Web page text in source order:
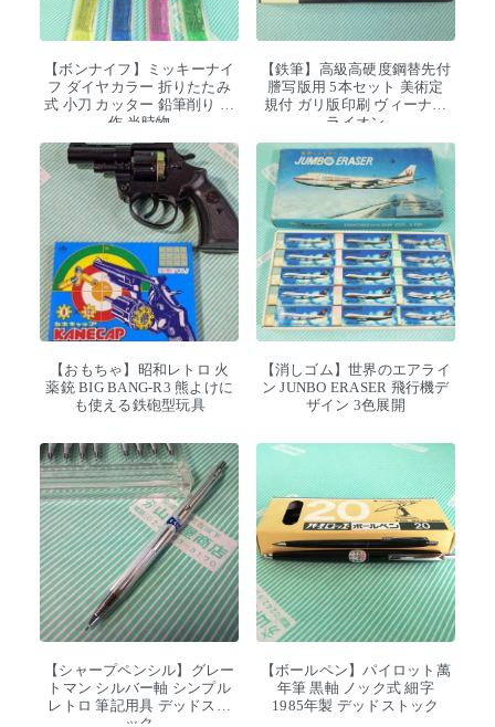
【ボンナイフ】ミッキーナイ
フ ダイヤカラー 折りたたみ
式 小刀 カッター 鉛筆削り 工
作 当時物
【鉄筆】高級高硬度鋼替先付
謄写版用 5本セット 美術定
規付 ガリ版印刷 ヴィーナス
ライオン
【おもちゃ】昭和レトロ 火
薬銃 BIG BANG-R3 熊よけに
も使える鉄砲型玩具
【消しゴム】世界のエアライ
ン JUNBO ERASER 飛行機デ
ザイン 3色展開
【シャープペンシル】グレー
トマン シルバー軸 シンプル
レトロ 筆記用具 デッドスト
【ボールペン】パイロット萬
年筆 黒軸 ノック式 細字
1985年製 デッドストック